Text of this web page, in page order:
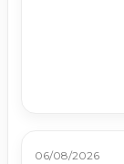
06/08/2026